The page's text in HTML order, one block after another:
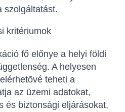
szolgáltatást.
kritériumok
fő előnye a helyi földi
A helyesen
teheti a
az üzemi adatokat,
és biztonsági eljárásokat,